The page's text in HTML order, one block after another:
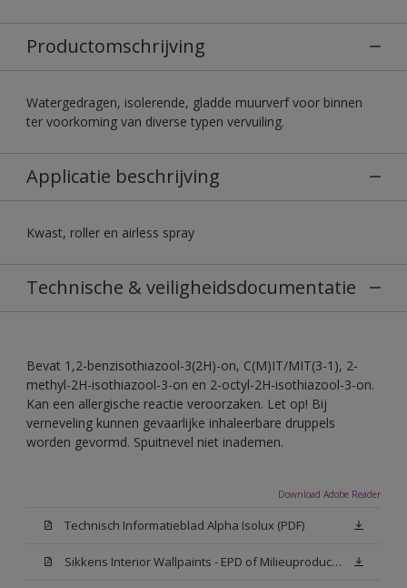
Productomschrijving
Watergedragen, isolerende, gladde muurverf voor binnen
ter voorkoming van diverse typen vervuiling.
Applicatie beschrijving
Kwast, roller en airless spray
Technische & veiligheidsdocumentatie
Bevat 1,2-benzisothiazool-3(2H)-on, C(M)IT/MIT(3-1), 2-
methyl-2H-isothiazool-3-on en 2-octyl-2H-isothiazool-3-on.
Kan een allergische reactie veroorzaken. Let op! Bij
verneveling kunnen gevaarlijke inhaleerbare druppels
worden gevormd. Spuitnevel niet inademen.
Download Adobe Reader
Technisch Informatieblad Alpha Isolux (PDF)
Sikkens Interior Wallpaints - EPD of Milieuproductverklaring